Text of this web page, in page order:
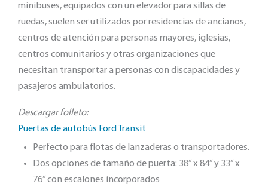
minibuses, equipados con un elevador para sillas de
ruedas, suelen ser utilizados por residencias de ancianos,
centros de atención para personas mayores, iglesias,
centros comunitarios y otras organizaciones que
necesitan transportar a personas con discapacidades y
pasajeros ambulatorios.
Descargar folleto:
Puertas de autobús Ford Transit
Perfecto para flotas de lanzaderas o transportadores.
Dos opciones de tamaño de puerta: 38” x 84” y 33” x
76” con escalones incorporados